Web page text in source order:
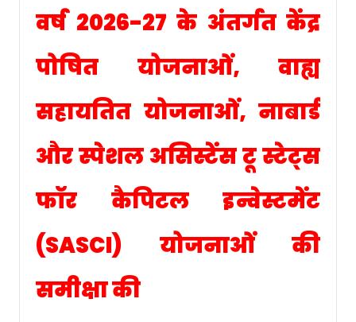
वर्ष 2026-27 के अंतर्गत केंद्र
पोषित योजनाओं, वाह्य
सहायतित योजनाओं, नाबार्ड
और स्पेशल असिस्टेंस टू स्टेट्स
फॉर कैपिटल इन्वेस्टमेंट
(SASCI) योजनाओं की
समीक्षा की